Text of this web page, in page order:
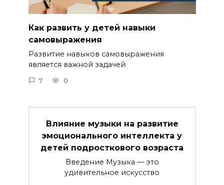
Как развить у детей навыки
самовыражения
Развитие навыков самовыражения
является важной задачей
7 0
Влияние музыки на развитие
эмоционального интеллекта у
детей подросткового возраста
Введение Музыка — это
удивительное искусство